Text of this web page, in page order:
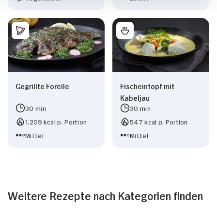
Gegrillte Forelle
30 min
1.209 kcal p. Portion
Mittel
Fischeintopf mit
Kabeljau
30 min
547 kcal p. Portion
Mittel
Weitere Rezepte nach Kategorien finden